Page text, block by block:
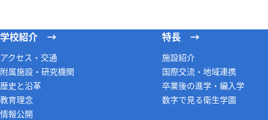
学校紹介
アクセス・交通
附属施設・研究機関
歴史と沿革
教育理念
情報公開
特長
施設紹介
国際交流・地域連携
卒業後の進学・編入学
数字で見る衛生学園